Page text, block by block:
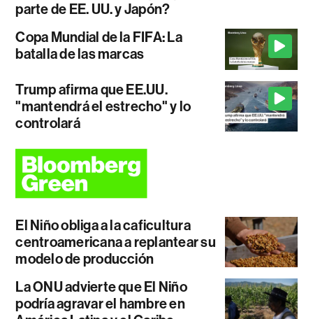
parte de EE. UU. y Japón?
Copa Mundial de la FIFA: La
batalla de las marcas
Trump afirma que EE.UU.
"mantendrá el estrecho" y lo
controlará
El Niño obliga a la caficultura
centroamericana a replantear su
modelo de producción
La ONU advierte que El Niño
podría agravar el hambre en